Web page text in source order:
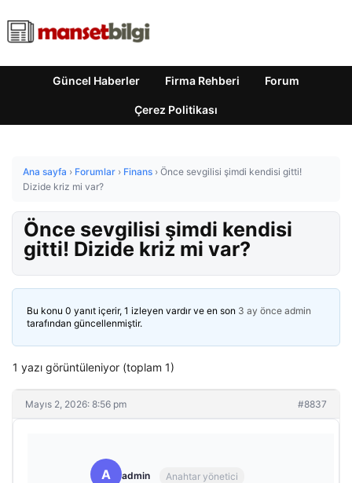
Güncel Haberler Firma Rehberi Forum
Çerez Politikası
Ana sayfa › Forumlar › Finans › Önce sevgilisi şimdi kendisi gitti!
Dizide kriz mi var?
Önce sevgilisi şimdi kendisi
gitti! Dizide kriz mi var?
Bu konu 0 yanıt içerir, 1 izleyen vardır ve en son 3 ay önce admin
tarafından güncellenmiştir.
1 yazı görüntüleniyor (toplam 1)
Mayıs 2, 2026: 8:56 pm #8837
A admin Anahtar yönetici